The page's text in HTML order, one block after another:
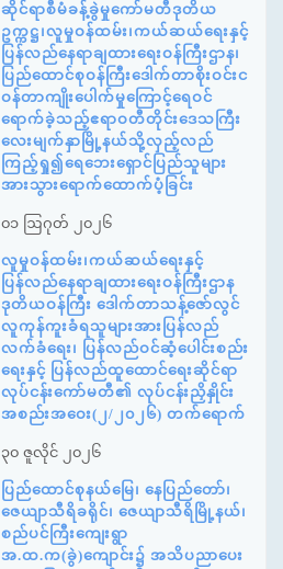
ဆိုင်ရာစီမံခန့်ခွဲမှုကော်မတီဒုတိယ
ဥက္ကဋ္ဌ၊လူမှုဝန်ထမ်း၊ကယ်ဆယ်ရေးနှင့်
ပြန်လည်နေရာချထားရေးဝန်ကြီးဌာန၊
ပြည်ထောင်စုဝန်ကြီးဒေါက်တာစိုးဝင်းင
ဝန်တာကျိုးပေါက်မှုကြောင့်ရေဝင်
ရောက်ခဲ့သည့်ဧရာဝတီတိုင်းဒေသကြီး
လေးမျက်နှာမြို့နယ်သို့လှည့်လည်
ကြည့်ရှု၍ရေဘေးရှောင်ပြည်သူများ
အားသွားရောက်ထောက်ပံ့ခြင်း
၀၁ ဩဂုတ် ၂၀၂၆
လူမှုဝန်ထမ်း၊ကယ်ဆယ်ရေးနှင့်
ပြန်လည်နေရာချထားရေးဝန်ကြီးဌာန
ဒုတိယဝန်ကြီး ဒေါက်တာသန့်ဇော်လွင်
လူကုန်ကူးခံရသူများအားပြန်လည်
လက်ခံရေး၊ ပြန်လည်ဝင်ဆံ့ပေါင်းစည်း
ရေးနှင့် ပြန်လည်ထူထောင်ရေးဆိုင်ရာ
လုပ်ငန်းကော်မတီ၏ လုပ်ငန်းညှိနှိုင်း
အစည်းအဝေး(၂/၂၀၂၆) တက်ရောက်
၃၀ ဇူလိုင် ၂၀၂၆
ပြည်ထောင်စုနယ်မြေ၊ နေပြည်တော်၊
ဇေယျာသီရိခရိုင်၊ ဇေယျာသီရိမြို့နယ်၊
စည်ပင်ကြီးကျေးရွာ
အ.ထ.က(ခွဲ)ကျောင်း၌ အသိပညာပေး